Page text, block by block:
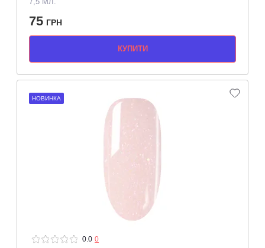
75 ГРН
КУПИТИ
НОВИНКА
0.0 0